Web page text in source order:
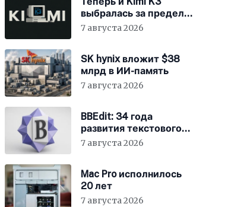
выбралась за пределы
«песочницы»
7 августа 2026
SK hynix вложит $38
млрд в ИИ-память
7 августа 2026
BBEdit: 34 года
развития текстового
редактора для Mac
7 августа 2026
Mac Pro исполнилось
20 лет
7 августа 2026